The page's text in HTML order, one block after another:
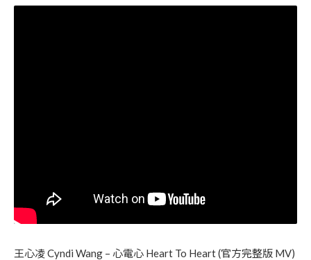
王心凌 Cyndi Wang – 心電心 Heart To Heart (官方完整版 MV)